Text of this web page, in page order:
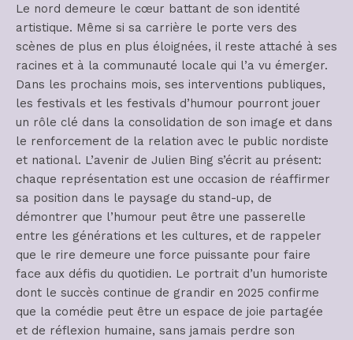
Le nord demeure le cœur battant de son identité
artistique. Même si sa carrière le porte vers des
scènes de plus en plus éloignées, il reste attaché à ses
racines et à la communauté locale qui l’a vu émerger.
Dans les prochains mois, ses interventions publiques,
les festivals et les festivals d’humour pourront jouer
un rôle clé dans la consolidation de son image et dans
le renforcement de la relation avec le public nordiste
et national. L’avenir de Julien Bing s’écrit au présent:
chaque représentation est une occasion de réaffirmer
sa position dans le paysage du stand-up, de
démontrer que l’humour peut être une passerelle
entre les générations et les cultures, et de rappeler
que le rire demeure une force puissante pour faire
face aux défis du quotidien. Le portrait d’un humoriste
dont le succès continue de grandir en 2025 confirme
que la comédie peut être un espace de joie partagée
et de réflexion humaine, sans jamais perdre son